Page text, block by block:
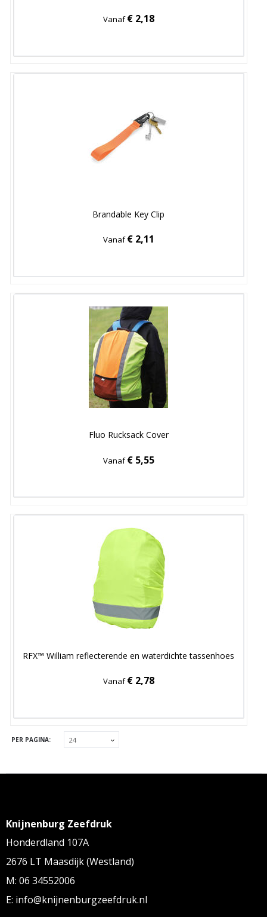
Vanaf€ 2,18
Brandable Key Clip
Vanaf€ 2,11
Fluo Rucksack Cover
Vanaf€ 5,55
RFX™ William reflecterende en waterdichte tassenhoes
Vanaf€ 2,78
PER PAGINA:
Knijnenburg Zeefdruk
Honderdland 107A
2676 LT Maasdijk (Westland)
M: 06 34552006
E: info@knijnenburgzeefdruk.nl